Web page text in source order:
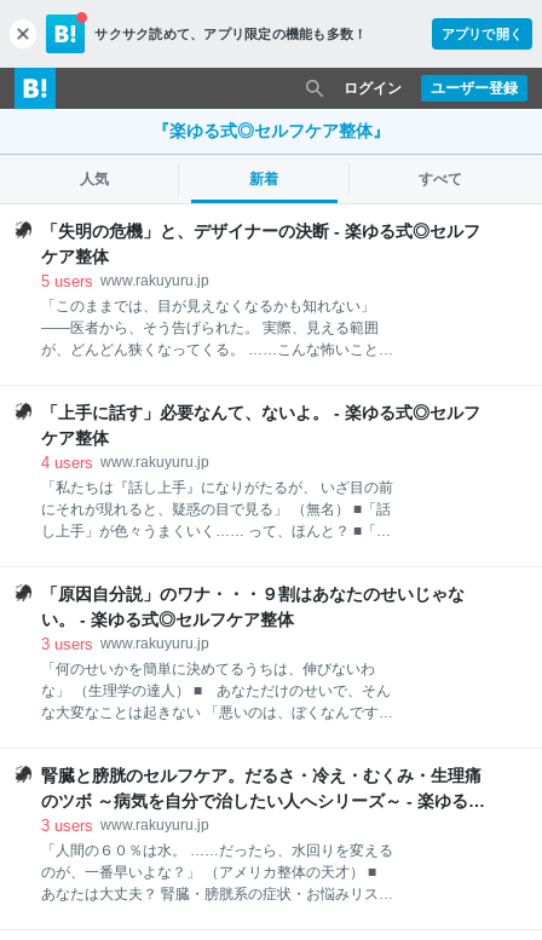
c
l
o
s
サクサク読めて、 アプリ限定の機能も多数！ アプリで開く
ユーザー登録
ログイン
『楽ゆる式◎セルフケア整体』
人気 新着 すべて
「失明の危機」と、デザイナーの決断 - 楽ゆる式◎セルフ
ケア整体
5 users www.rakuyuru.jp
「このままでは、目が見えなくなるかも知れない」
――医者から、そう告げられた。 実際、見える範囲
が、どんどん狭くなってくる。 ……こんな怖いこと、
まで悪化するかも、わからない。 そんな絶望的なリス
クを お医者さんから伝えれたとき、彼は、どう考えた
か？ なんと…… 「じゃあ、自分の会社を立ち上げる」
という決断をしました。 ……え？ なにそれ？ どうい
う発想？ ……って、思いますよね。 でも彼は、その決
断によって、 失明の最大の危機を、乗り越えるんで
成功させました。 僕は彼に、聞きました。 「なんでそ
んなヤバかったときに、 会社をつくろうって考えたん
ですか？」 そしたら彼は、 あっけないほ
「上手に話す」必要なんて、ないよ。 - 楽ゆる式◎セルフ
ケア整体
4 users www.rakuyuru.jp
「私たちは『話し上手』になりがたるが、 いざ目の前
にそれが現れると、疑惑の目で見る」 （無名） ■「話
し上手」が色々うまくいく…… って、ほんと？ ■「話
策） ■「話し上手」が色々うまくいく…… って、ほん
と？ 「会話するのが苦手なんです……」 「話すのが下
手で、人と仲良くなれません」 「接客がうまくないか
ら、きっと独立はできません」 そんな悩みを、よく聞
くんです。 でもね、これ、ほとんど誤解です。 「話す
のが苦手だけど、大事な友達はちゃんといる」 「会話
事なことだから、詳しく説明しますね。 （ちなみに、
セラピスト以外の仕事でも、理屈は全く同じです）
■「話し上手な美容師さん」のしんどさ 結論は
「原因自分説」のワナ・・・９割はあなたのせいじゃな
い。 - 楽ゆる式◎セルフケア整体
3 users www.rakuyuru.jp
「何のせいかを簡単に決めてるうちは、伸びないわ
な」 （生理学の達人） ■ あなただけのせいで、そん
な大変なことは起きない 「悪いのは、ぼくなんです」
ょう。 他人のせいにするのではなく、 自分から変えて
いこう、とする姿勢は決して悪いものではありませ
ん。 ただ、間違ってしまいがちなのは、 何でも簡単に
自分のせいだと決めつけてしまうことです。 冷静に考
えてみましょう。 そんなに何でもかんでも、 あなたの
せいで問題が起きるものでしょうか? あなたの影響力
腎臓と膀胱のセルフケア。だるさ・冷え・むくみ・生理痛
のツボ ～病気を自分で治したい人へシリーズ～ - 楽ゆる式
◎セルフケア整体
3 users www.rakuyuru.jp
「人間の６０％は水。 ……だったら、水回りを変える
のが、一番早いよな？」 （アメリカ整体の天才） ■
あなたは大丈夫？ 腎臓・膀胱系の症状・お悩みリスト